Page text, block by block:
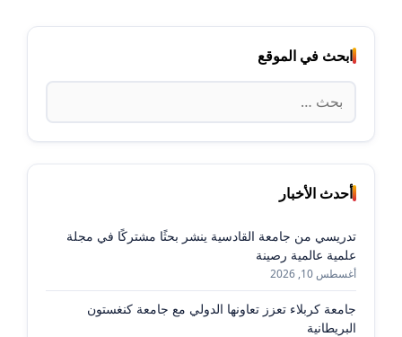
ابحث في الموقع
البحث
عن:
أحدث الأخبار
تدريسي من جامعة القادسية ينشر بحثًا مشتركًا في مجلة
علمية عالمية رصينة
أغسطس 10, 2026
جامعة كربلاء تعزز تعاونها الدولي مع جامعة كنغستون
البريطانية